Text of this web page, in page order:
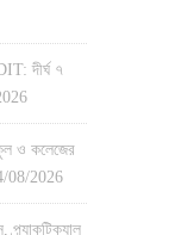
দীর্ঘ ৭
ও কলেজের
08/2026